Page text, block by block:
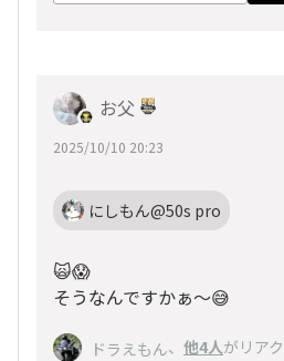
お父
2025/10/10 20:23
にしもん@50s pro
🙀😱
そうなんですかぁ～😅
ドラえもん、 他4人がリア